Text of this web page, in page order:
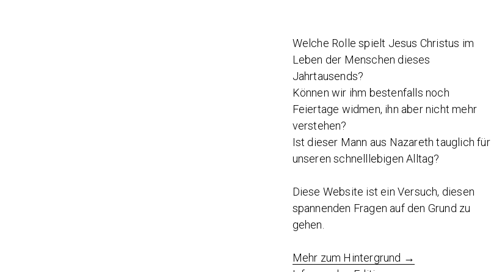
Welche Rolle spielt Jesus Christus im
Leben der Menschen dieses
Jahrtausends?
Können wir ihm bestenfalls noch
Feiertage widmen, ihn aber nicht mehr
verstehen?
Ist dieser Mann aus Nazareth tauglich für
unseren schnelllebigen Alltag?
Diese Website ist ein Versuch, diesen
spannenden Fragen auf den Grund zu
gehen.
Mehr zum Hintergrund →